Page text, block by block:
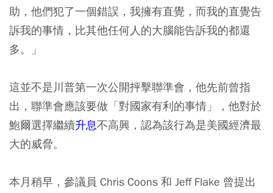
助，他們犯了一個錯誤，我擁有直覺，而我的直覺告
訴我的事情，比其他任何人的大腦能告訴我的都還
多。」
這並不是川普第一次公開抨擊聯準會，他先前曾指
出，聯準會應該要做「對國家有利的事情」，他對於
鮑爾選擇繼續升息不高興，認為該行為是美國經濟最
大的威脅。
本月稍早，參議員 Chris Coons 和 Jeff Flake 曾提出